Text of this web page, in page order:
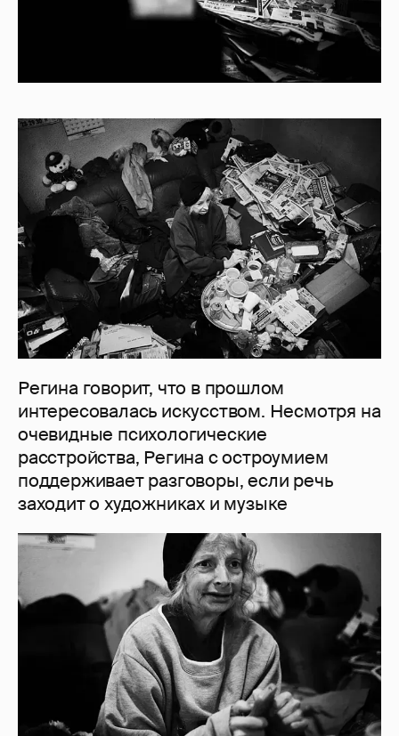
Регина говорит, что в прошлом
интересовалась искусством. Несмотря на
очевидные психологические
расстройства, Регина с остроумием
поддерживает разговоры, если речь
заходит о художниках и музыке